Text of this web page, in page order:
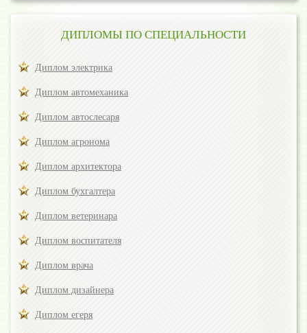
ДИПЛОМЫ ПО СПЕЦИАЛЬНОСТИ
Диплом электрика
Диплом автомеханика
Диплом автослесаря
Диплом агронома
Диплом архитектора
Диплом бухгалтера
Диплом ветеринара
Диплом воспитателя
Диплом врача
Диплом дизайнера
Диплом егеря